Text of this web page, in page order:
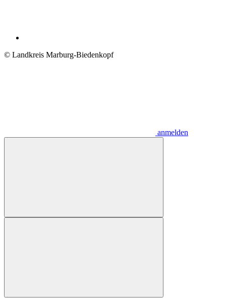
© Landkreis Marburg-Biedenkopf
anmelden